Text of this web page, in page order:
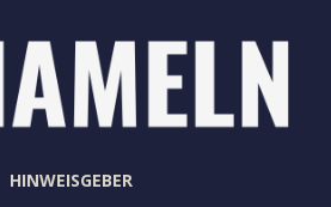
HINWEISGEBER